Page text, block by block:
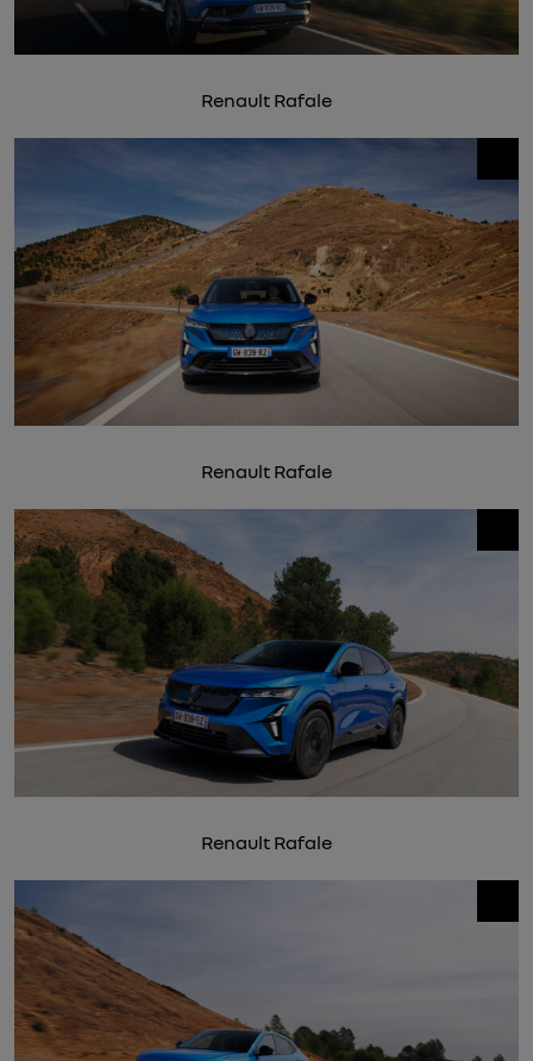
Renault Rafale
Renault Rafale
Renault Rafale